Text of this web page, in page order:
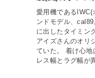
愛用機であるIWC(
ンドモデル、
に出したタイミン
アイズさんのオリ
ていた。 着け心地
レス幅とラグ幅が